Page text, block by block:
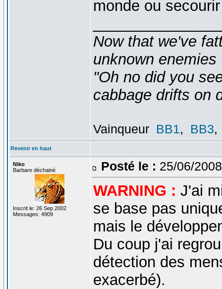
monde ou
Now that we've
unknown
"Oh no did you
cabbage drifts on
Vainqueur BB1, BB3,
Revenir en haut
Niko
Barbare déchainé
Inscrit le: 26 Sep 2002
Messages: 4909
Posté le : 25/06/
WARNING : J'ai
se base pas
mais le
Du coup j'ai
détection des
exacerbé).